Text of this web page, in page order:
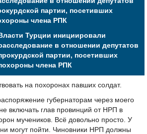
Власти Турции инициировали
в отношении депутатов
партии, посетивших
члена РПК
на похоронах павших солдат.
губернаторам через моего
включать глав провинций от НРП в
мучеников. Всё довольно просто. У
могут пойти. Чиновники НРП должны